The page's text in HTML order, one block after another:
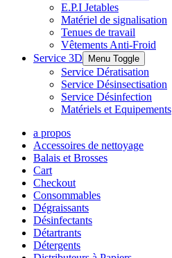
E.P.I Jetables
Matériel de signalisation
Tenues de travail
Vêtements Anti-Froid
Service 3D
Menu Toggle
Service Dératisation
Service Désinsectisation
Service Désinfection
Matériels et Equipements
a propos
Accessoires de nettoyage
Balais et Brosses
Cart
Checkout
Consommables
Dégraissants
Désinfectants
Détartrants
Détergents